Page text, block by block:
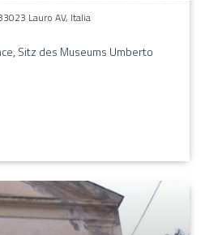
Lauro AV, Italia
Sitz des Museums Umberto